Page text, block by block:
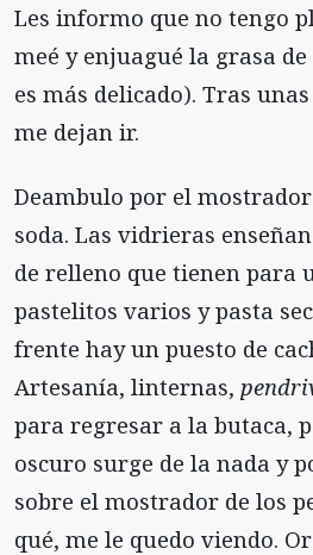
Les informo que no tengo
meé y enjuagué la grasa
es más delicado). Tras
me dejan ir.
Deambulo por el
soda. Las vidrieras
de relleno que tienen para
pastelitos varios y pasta
frente hay un puesto de
Artesanía, linternas,
para regresar a la butaca,
oscuro surge de la nada y
sobre el mostrador de los
qué, me le quedo viendo.